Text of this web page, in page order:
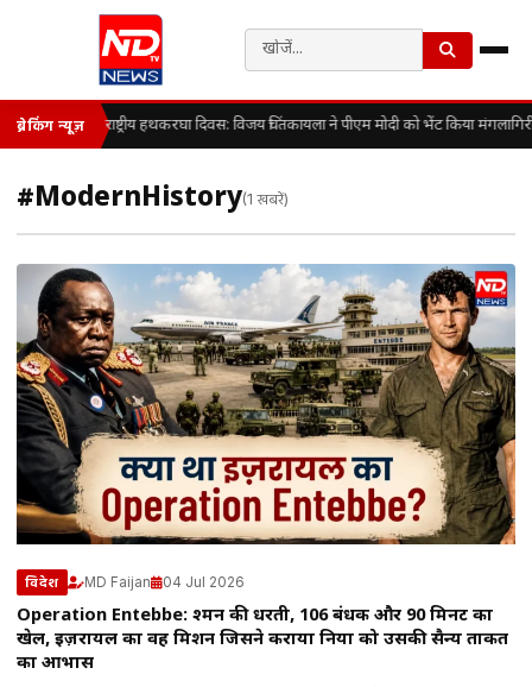
ब्रेकिंग न्यूज़ राष्ट्रीय हथकरघा दिवस: विजय चिंतकायला ने पीएम मोदी को भेंट किया
#ModernHistory(1 खबरें)
विदेश MD Faijan 04 Jul 2026
Operation Entebbe: दुश्मन की धरती, 106 बंधक और 90 मिनट का
खेल, इज़रायल का वह मिशन जिसने कराया दुनिया को उसकी सैन्य ताकत
का आभास